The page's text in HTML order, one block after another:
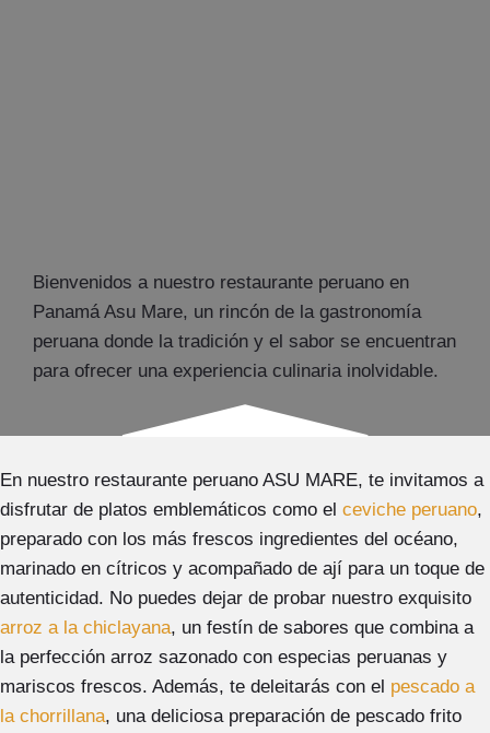
Bienvenidos a nuestro restaurante peruano en
Panamá Asu Mare, un rincón de la gastronomía
peruana donde la tradición y el sabor se encuentran
para ofrecer una experiencia culinaria inolvidable.
En nuestro restaurante peruano ASU MARE, te invitamos a
disfrutar de platos emblemáticos como el ceviche peruano,
preparado con los más frescos ingredientes del océano,
marinado en cítricos y acompañado de ají para un toque de
autenticidad. No puedes dejar de probar nuestro exquisito
arroz a la chiclayana, un festín de sabores que combina a
la perfección arroz sazonado con especias peruanas y
mariscos frescos. Además, te deleitarás con el pescado a
la chorrillana, una deliciosa preparación de pescado frito